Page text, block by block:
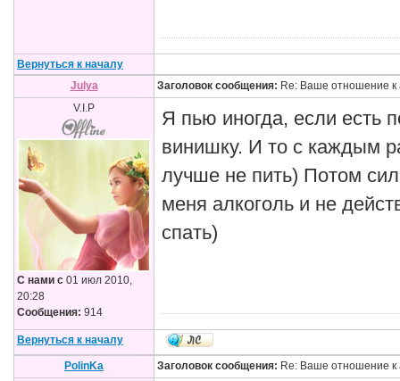
Вернуться к началу
Julya
Заголовок сообщения: Re: Ваше отношение к
V.I.P
С нами с 01 июл 2010,
20:28
Сообщения: 914
Я пью иногда, если есть
винишку. И то с каждым
лучше не пить) Потом
меня алкоголь и не
спать)
Вернуться к началу
PolinKa Заголовок сообщения: Re: Ваше отношение к